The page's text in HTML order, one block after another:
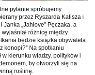
pytanie spróbujemy
przez Ryszarda Kalisza i
Janka „Jahlove” Pęczaka, a
różnicę między
będzie książka obywatela
konopi?” Na spotkaniu
w kierunku władzy, polityków i
by otworzyli się na
roślinę.